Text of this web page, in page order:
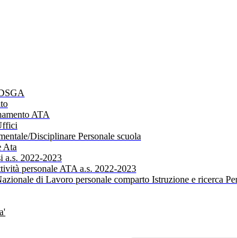
ATA
Disciplinare Personale scuola
Ata
a.s. 2022-2023
personale ATA a.s. 2022-2023
di Lavoro personale comparto Istruzione e ricerca